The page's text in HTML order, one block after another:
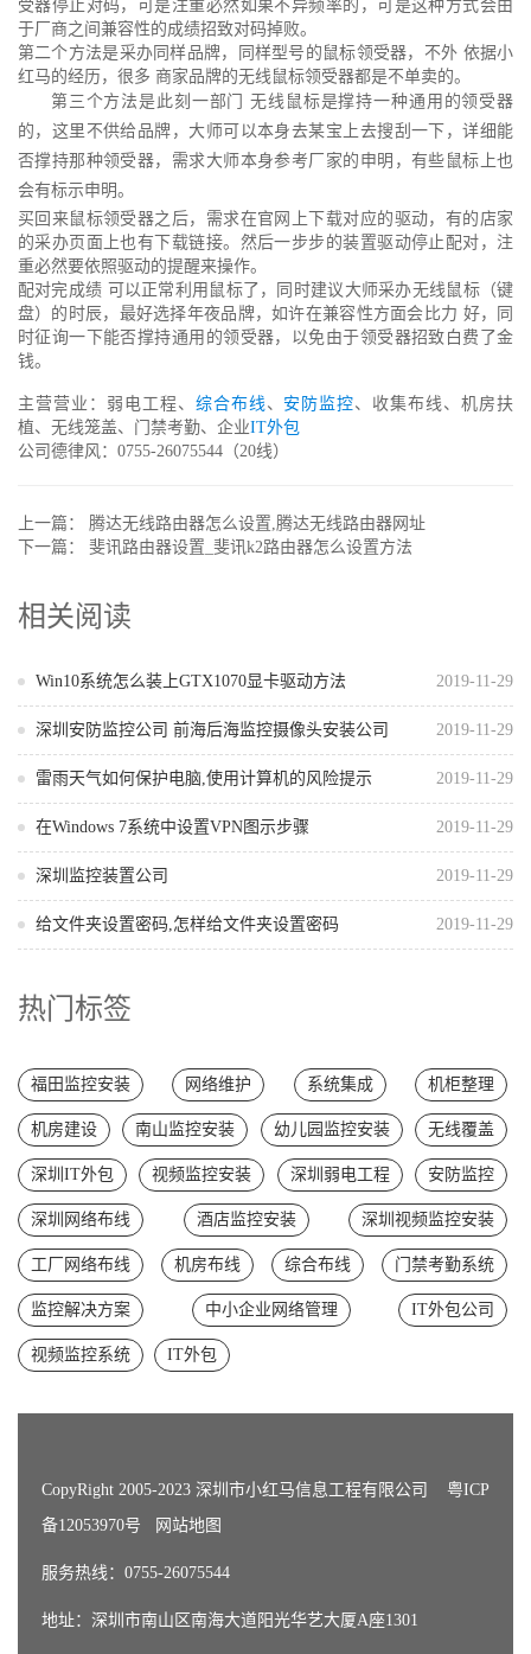
受器停止对码，可是注重必然如果不异频率的，可是这种方式会由
于厂商之间兼容性的成绩招致对码掉败。
第二个方法是采办同样品牌，同样型号的鼠标领受器，不外 依据小
红马的经历，很多 商家品牌的无线鼠标领受器都是不单卖的。
第三个方法是此刻一部门 无线鼠标是撑持一种通用的领受器
的，这里不供给品牌，大师可以本身去某宝上去搜刮一下，详细能
否撑持那种领受器，需求大师本身参考厂家的申明，有些鼠标上也
会有标示申明。
买回来鼠标领受器之后，需求在官网上下载对应的驱动，有的店家
的采办页面上也有下载链接。然后一步步的装置驱动停止配对，注
重必然要依照驱动的提醒来操作。
配对完成绩 可以正常利用鼠标了，同时建议大师采办无线鼠标（键
盘）的时辰，最好选择年夜品牌，如许在兼容性方面会比力 好，同
时征询一下能否撑持通用的领受器，以免由于领受器招致白费了金
钱。
主营营业：弱电工程、 综合布线 、 安防监控、收集布线、机房扶
植、无线笼盖、门禁考勤、企业IT外包
公司德律风：0755-26075544（20线）
上一篇：
腾达无线路由器怎么设置,腾达无线路由器网址
下一篇： 斐讯路由器设置_斐讯k2路由器怎么设置方法
相关阅读
2019-11-29
Win10系统怎么装上GTX1070显卡驱动方法
2019-11-29
深圳安防监控公司 前海后海监控摄像头安装公司
2019-11-29
雷雨天气如何保护电脑,使用计算机的风险提示
2019-11-29
在Windows 7系统中设置VPN图示步骤
2019-11-29
深圳监控装置公司
2019-11-29
给文件夹设置密码,怎样给文件夹设置密码
热门标签
福田监控安装 网络维护 系统集成 机柜整理
机房建设 南山监控安装 幼儿园监控安装 无线覆盖
深圳IT外包 视频监控安装 深圳弱电工程 安防监控
深圳网络布线 酒店监控安装 深圳视频监控安装
工厂网络布线 机房布线 综合布线 门禁考勤系统
监控解决方案 中小企业网络管理 IT外包公司
视频监控系统 IT外包
CopyRight 2005-2023 深圳市小红马信息工程有限公司 粤ICP
备12053970号
网站地图
服务热线：0755-26075544
地址：深圳市南山区南海大道阳光华艺大厦A座1301